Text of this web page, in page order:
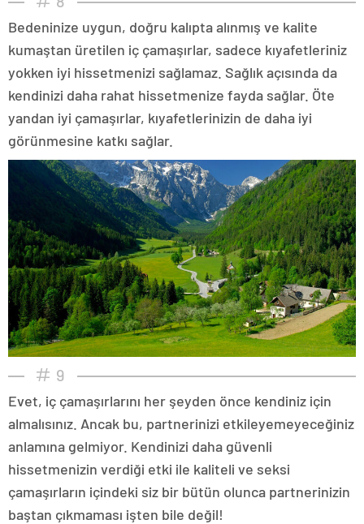
Bedeninize uygun, doğru kalıpta alınmış ve kalite
kumaştan üretilen iç çamaşırlar, sadece kıyafetleriniz
yokken iyi hissetmenizi sağlamaz. Sağlık açısında da
kendinizi daha rahat hissetmenize fayda sağlar. Öte
yandan iyi çamaşırlar, kıyafetlerinizin de daha iyi
görünmesine katkı sağlar.
9
Evet, iç çamaşırlarını her şeyden önce kendiniz için
almalısınız. Ancak bu, partnerinizi etkileyemeyeceğiniz
anlamına gelmiyor. Kendinizi daha güvenli
hissetmenizin verdiği etki ile kaliteli ve seksi
çamaşırların içindeki siz bir bütün olunca partnerinizin
baştan çıkmaması işten bile değil!